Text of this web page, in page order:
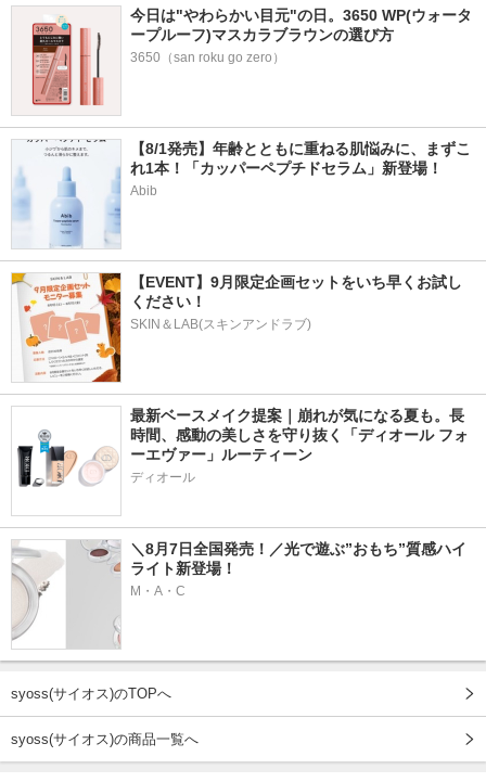
今日は"やわらかい目元"の日。3650 WP(ウォータ
ープルーフ)マスカラブラウンの選び方
3650（san roku go zero）
【8/1発売】年齢とともに重ねる肌悩みに、まずこ
れ1本！「カッパーペプチドセラム」新登場！
Abib
【EVENT】9月限定企画セットをいち早くお試し
ください！
SKIN＆LAB(スキンアンドラブ)
最新ベースメイク提案｜崩れが気になる夏も。長
時間、感動の美しさを守り抜く「ディオール フォ
ーエヴァー」ルーティーン
ディオール
＼8月7日全国発売！／光で遊ぶ”おもち”質感ハイ
ライト新登場！
M・A・C
syoss(サイオス)のTOPへ
syoss(サイオス)の商品一覧へ